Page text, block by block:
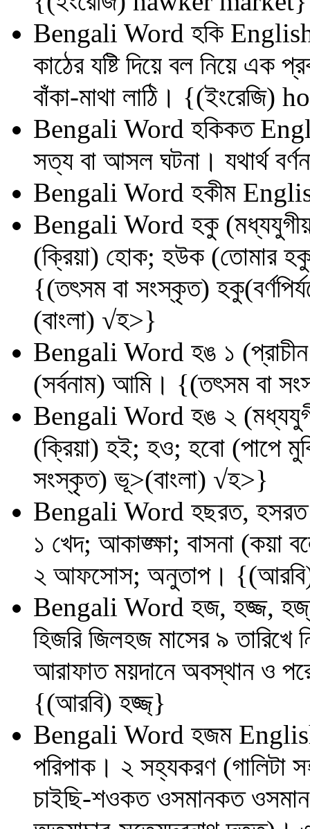
Bengali Word হকি
কাঠের যষ্টি দিয়ে বল নিয়ে এক
বাঁকা-মাথা লাঠি। {(ইংরেজি)
Bengali Word হকিকত
সত্য বা আসল ঘটনা। যথার্থ
Bengali Word হকীম
Bengali Word হকু
(ক্রিয়া) হোক; হউক (তোমার হকু
{(তৎসম বা সংস্কৃত)
(বাংলা) √হ>}
Bengali Word হঙ ১
(সর্বনাম) আমি। {(তৎসম বা
Bengali Word হঙ ২
(ক্রিয়া) হই; হও; হবো (পাপে
সংস্কৃত) ভূ>(বাংলা) √হ>}
Bengali Word হছরত,
১ খেদ; আকাঙ্ক্ষা; বাসনা (কয়া
২ আফসোস; অনুতাপ।
Bengali Word হজ, হজ্জ,
হিজরি জিলহজ মাসের ৯ তারিখে
আরাফাত ময়দানে অবস্থান ও
{(আরবি) হজ্জ্‌}
Bengali Word হজম
পরিপাক। ২ সহ্যকরণ (গালিটা
চাইছি-শওকত ওসমানকত